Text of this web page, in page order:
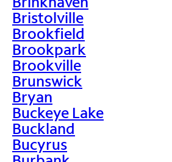
Bristolville
Brookfield
Brookpark
Brookville
Brunswick
Bryan
Buckeye Lake
Buckland
Bucyrus